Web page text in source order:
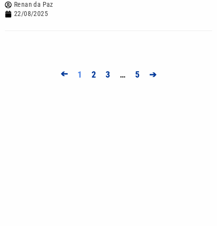
Renan da Paz
22/08/2025
➔ 1 2 3 … 5 ➔